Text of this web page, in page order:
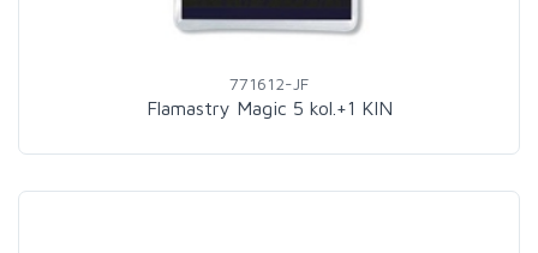
771612-JF
Flamastry Magic 5 kol.+1 KIN